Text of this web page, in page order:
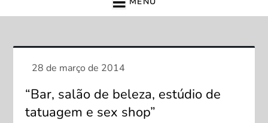
“Bar, salão de beleza, estúdio de
tatuagem e sex shop”